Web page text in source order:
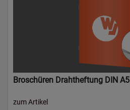
Broschüren Drahtheftung DIN A5
zum Artikel